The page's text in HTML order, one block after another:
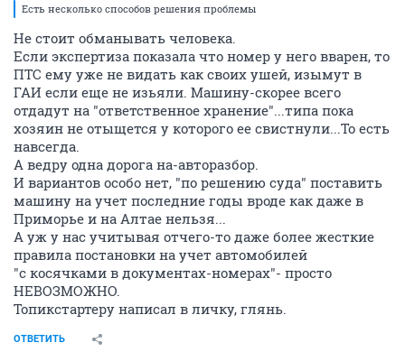
Есть несколько способов решения проблемы
Не стоит обманывать человека.
Если экспертиза показала что номер у него вварен, то
ПТС ему уже не видать как своих ушей, изымут в
ГАИ если еще не изьяли. Машину-скорее всего
отдадут на "ответственное хранение"...типа пока
хозяин не отыщется у которого ее свистнули...То есть
навсегда.
А ведру одна дорога на-авторазбор.
И вариантов особо нет, "по решению суда" поставить
машину на учет последние годы вроде как даже в
Приморье и на Алтае нельзя...
А уж у нас учитывая отчего-то даже более жесткие
правила постановки на учет автомобилей
"с косячками в документах-номерах"- просто
НЕВОЗМОЖНО.
Топикстартеру написал в личку, глянь.
ОТВЕТИТЬ